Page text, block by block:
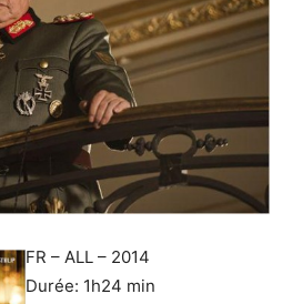
FR – ALL – 2014
Durée: 1h24 min